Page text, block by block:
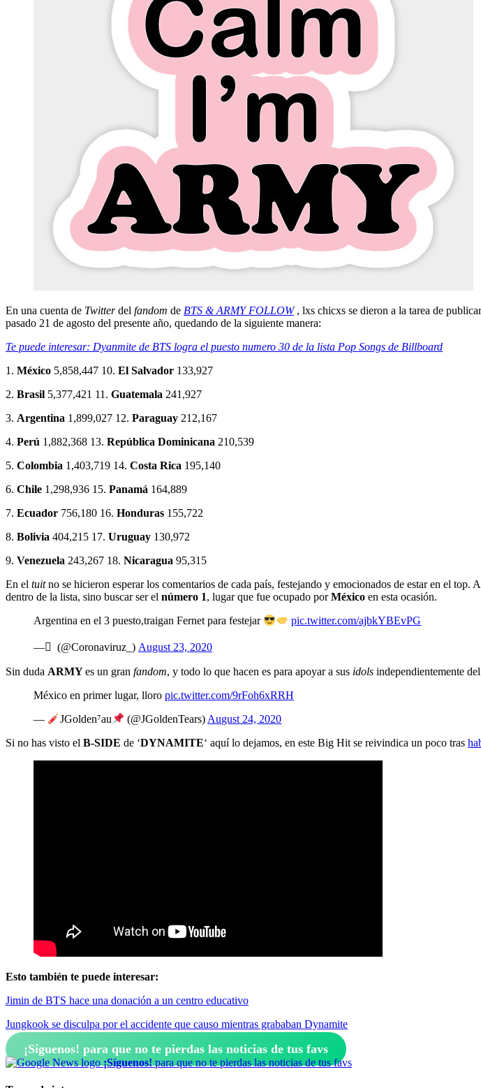
En una cuenta de Twitterdel fandom de BTS & ARMY FOLLOW, lxs chicxs se dieron a la tarea de
pasado 21 de agosto del presente año, quedando de la siguiente manera:
Te puede interesar: Dyanmite de BTS logra el puesto numero 30 de la lista Pop Songs de Billboard
1. México 5,858,447 10. El Salvador 133,927
2. Brasil 5,377,421 11. Guatemala 241,927
3. Argentina 1,899,027 12. Paraguay 212,167
4. Perú 1,882,368 13. República Dominicana 210,539
5. Colombia 1,403,719 14. Costa Rica 195,140
6. Chile 1,298,936 15. Panamá 164,889
7. Ecuador 756,180 16. Honduras 155,722
8. Bolivia 404,215 17. Uruguay 130,972
9. Venezuela 243,267 18. Nicaragua 95,315
En el tuitno se hicieron esperar los comentarios de cada país, festejando y emocionados de estar en el top.
dentro de la lista, sino buscar ser el número 1, lugar que fue ocupado porMéxico en esta ocasión.
Argentina en el 3 puesto,traigan Fernet para festejar pic.twitter.com/ajbkYBEvPG
— ً (@Coronaviruz_) August 23, 2020
Sin duda ARMYes un gran fandom, y todo lo que hacen es para apoyar a sus idols independientemente
México en primer lugar, lloro pic.twitter.com/9rFoh6xRRH
— JGolden⁷au (@JGoldenTears) August 24, 2020
Si no has visto el B-SIDE de ‘DYNAMITE‘ aquí lo dejamos, en este Big Hit se reivindica un poco tras
Esto también te puede interesar:
Jimin de BTS hace una donación a un centro educativo
Jungkook se disculpa por el accidente que causo mientras grababan Dynamite
¡Síguenos! para que no te pierdas las noticias de tus favs
¡Síguenos! para que no te pierdas las noticias de tus favs